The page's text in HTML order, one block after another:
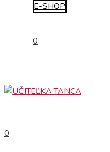
E-SHOP
0
0